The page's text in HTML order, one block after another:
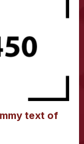
text of